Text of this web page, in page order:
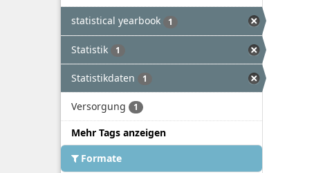
statistical yearbook 1
Statistik 1
Statistikdaten 1
Versorgung 1
Mehr Tags anzeigen
Formate